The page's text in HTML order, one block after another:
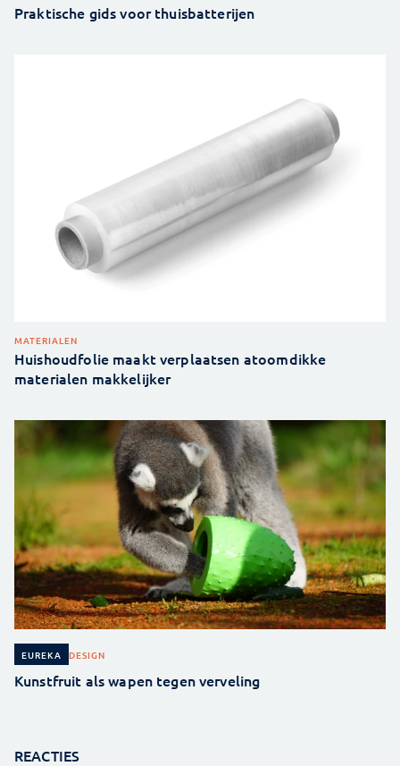
Praktische gids voor thuisbatterijen
MATERIALEN
Huishoudfolie maakt verplaatsen atoomdikke
materialen makkelijker
EUREKA DESIGN
Kunstfruit als wapen tegen verveling
REACTIES